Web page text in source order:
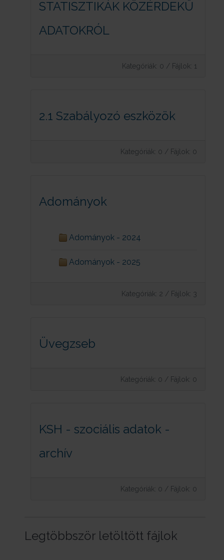
STATISZTIKÁK KÖZÉRDEKŰ
ADATOKRÓL
Kategóriák: 0 / Fájlok: 1
2.1 Szabályozó eszközök
Kategóriák: 0 / Fájlok: 0
Adományok
Adományok - 2024
Adományok - 2025
Kategóriák: 2 / Fájlok: 3
Üvegzseb
Kategóriák: 0 / Fájlok: 0
KSH - szociális adatok -
archív
Kategóriák: 0 / Fájlok: 0
Legtöbbször letöltött fájlok